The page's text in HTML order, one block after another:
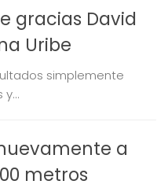
gracias David
Uribe
simplemente
a
metros